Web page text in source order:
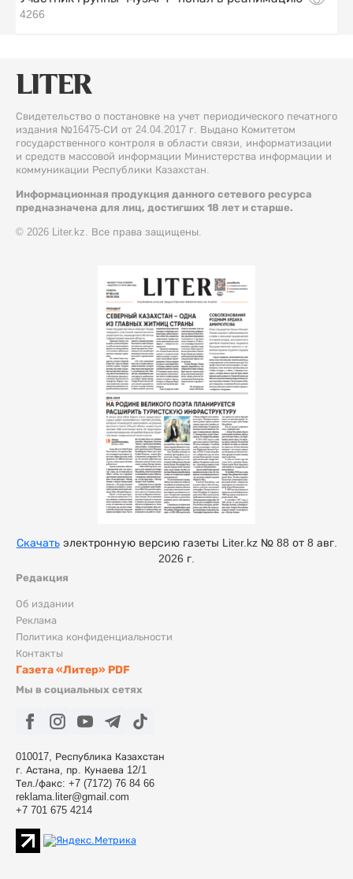
4266
Свидетельство о постановке на учет периодического печатного
издания №16475-СИ от 24.04.2017 г. Выдано Комитетом
государственного контроля в области связи, информатизации
и средств массовой информации Министерства информации и
коммуникации Республики Казахстан.
Информационная продукция данного сетевого ресурса
предназначена для лиц, достигших 18 лет и старше.
© 2026 Liter.kz. Все права защищены.
Редакция
Об издании
Реклама
Политика конфиденциальности
Контакты
Газета «Литер» PDF
Мы в социальных сетях
010017, Республика Казахстан
г. Астана, пр. Кунаева 12/1
Тел./факс: +7 (7172) 76 84 66
reklama.liter@gmail.com
+7 701 675 4214
Скачатьэлектронную версию газеты Liter.kz № 88 от 8 авг.
2026 г.